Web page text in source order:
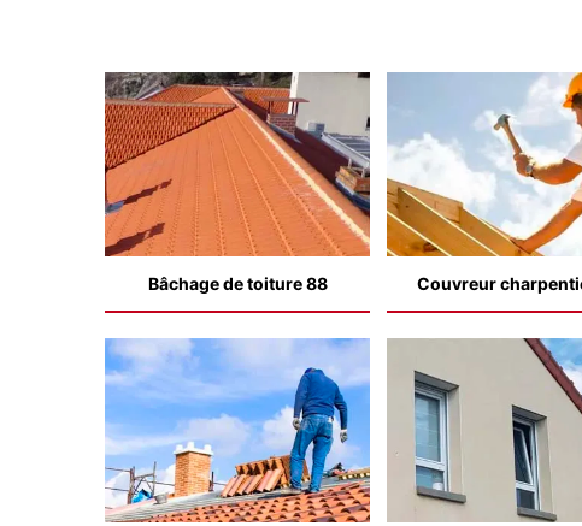
Bâchage de toiture 88 Couvreur